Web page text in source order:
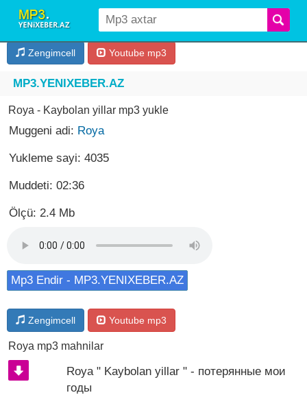
Zengimcell Youtube mp3
MP3.YENIXEBER.AZ
Roya - Kaybolan yillar mp3 yukle
Muggeni adi: Roya
Yukleme sayi: 4035
Muddeti: 02:36
Ölçü: 2.4 Mb
Mp3 Endir - MP3.YENIXEBER.AZ
Zengimcell Youtube mp3
Roya mp3 mahnilar
Roya " Kaybolan yillar " - потерянные мои
годы